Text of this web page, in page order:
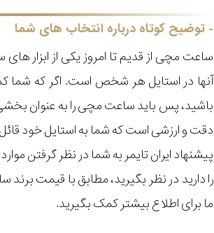
توضیح کوتاه درباره انتخاب های شما
ساعت مچی از قدیم تا امروز یکی از ابزار
آنها در استایل هر شخص است. اگر که شما
باشید، پس باید ساعت مچی را به عنوان
دقت و ارزشی است که شما به استایل خود
پیشنهاد ایران تایمر به شما در نظر
را دارید در نظر بگیرید، مطابق با قیمت
ما برای اطلاع بیشتر کمک بگیرید.